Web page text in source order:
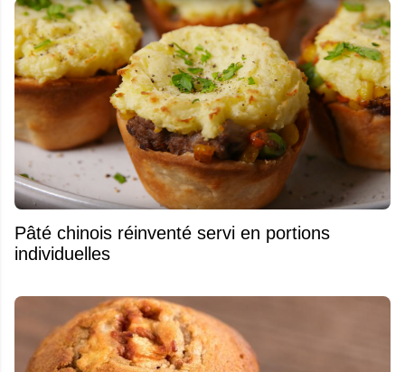
Pâté chinois réinventé servi en portions
individuelles